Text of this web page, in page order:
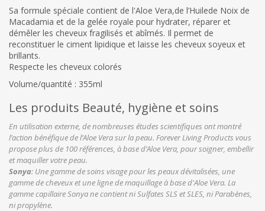
Sa formule spéciale contient de l'Aloe Vera,de l’Huilede Noix de
Macadamia et de la gelée royale pour hydrater, réparer et
démêler les cheveux fragilisés et abîmés. Il permet de
reconstituer le ciment lipidique et laisse les cheveux soyeux et
brillants.
Respecte les cheveux colorés
Volume/quantité : 355ml
Les produits Beauté, hygiène et soins
En utilisation externe, de nombreuses études scientifiques ont montré
l’action bénéfique de l’Aloe Vera sur la peau. Forever Living Products vous
propose plus de 100 références, à base d’Aloe Vera, pour soigner, embellir
et maquiller votre peau.
Sonya: Une gamme de soins visage pour les peaux dévitalisées, une
gamme de cheveux et une ligne de maquillage à base d'Aloe Vera. La
gamme capillaire Sonya ne contient ni Sulfates SLS et SLES, ni Parabènes,
ni propylène.